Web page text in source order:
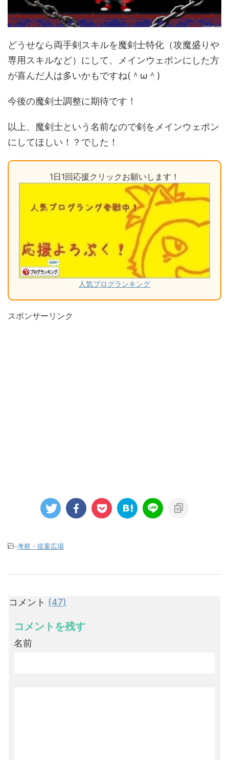
どうせなら両手剣スキルを魔剣士特化（攻魔盛りや
専用スキルなど）にして、メインウェポンにした方
が喜んだ人は多いかもですね(＾ω＾)
今後の魔剣士調整に期待です！
以上、魔剣士という名前なので剣をメインウェポン
にしてほしい！？でした！
1日1回応援クリックお願いします！
人気ブログランキング
スポンサーリンク
-考察・提案広場
コメント (47)
コメントを残す
名前